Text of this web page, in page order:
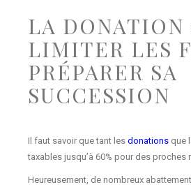
LA DONATION
LIMITER LES
PRÉPARER SA
SUCCESSION
Il faut savoir que tant lesdonations que
taxables jusqu’à 60% pour des proches
Heureusement, de nombreux